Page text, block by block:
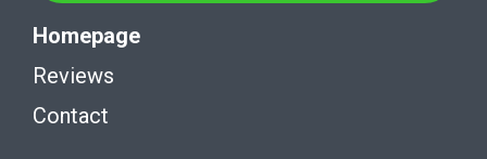
Homepage
Reviews
Contact